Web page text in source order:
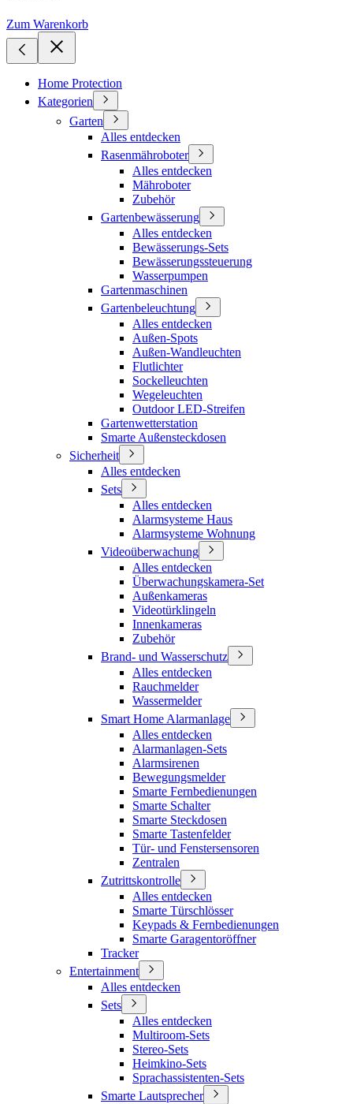
Zum Warenkorb
Home Protection
Kategorien
Garten
Alles entdecken
Rasenmähroboter
Alles entdecken
Mähroboter
Zubehör
Gartenbewässerung
Alles entdecken
Bewässerungs-Sets
Bewässerungssteuerung
Wasserpumpen
Gartenmaschinen
Gartenbeleuchtung
Alles entdecken
Außen-Spots
Außen-Wandleuchten
Flutlichter
Sockelleuchten
Wegeleuchten
Outdoor LED-Streifen
Gartenwetterstation
Smarte Außensteckdosen
Sicherheit
Alles entdecken
Sets
Alles entdecken
Alarmsysteme Haus
Alarmsysteme Wohnung
Videoüberwachung
Alles entdecken
Überwachungskamera-Set
Außenkameras
Videotürklingeln
Innenkameras
Zubehör
Brand- und Wasserschutz
Alles entdecken
Rauchmelder
Wassermelder
Smart Home Alarmanlage
Alles entdecken
Alarmanlagen-Sets
Alarmsirenen
Bewegungsmelder
Smarte Fernbedienungen
Smarte Schalter
Smarte Steckdosen
Smarte Tastenfelder
Tür- und Fenstersensoren
Zentralen
Zutrittskontrolle
Alles entdecken
Smarte Türschlösser
Keypads & Fernbedienungen
Smarte Garagentoröffner
Tracker
Entertainment
Alles entdecken
Sets
Alles entdecken
Multiroom-Sets
Stereo-Sets
Heimkino-Sets
Sprachassistenten-Sets
Smarte Lautsprecher